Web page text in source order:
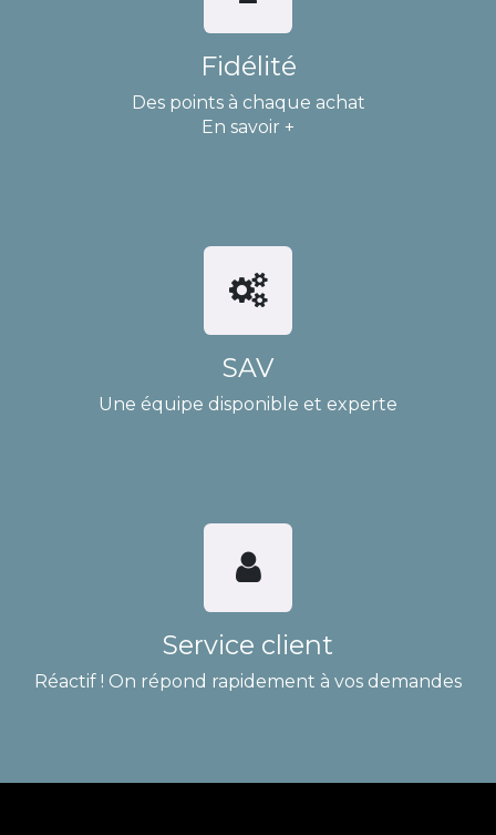
Fidélité
Des points à chaque achat
En savoir +
SAV
Une équipe disponible et experte
Service client
Réactif ! On répond rapidement à vos demandes